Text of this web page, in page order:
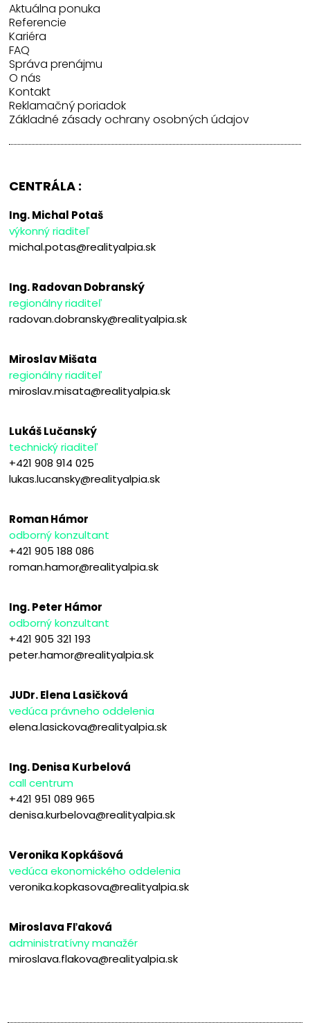
Aktuálna ponuka
Referencie
Kariéra
FAQ
Správa prenájmu
O nás
Kontakt
Reklamačný poriadok
Základné zásady ochrany osobných údajov
CENTRÁLA :
Ing. Michal Potaš
výkonný riaditeľ
michal.potas@realityalpia.sk
Ing. Radovan Dobranský
regionálny riaditeľ
radovan.dobransky@realityalpia.sk
Miroslav Mišata
regionálny riaditeľ
miroslav.misata@realityalpia.sk
Lukáš Lučanský
technický riaditeľ
+421 908 914 025
lukas.lucansky@realityalpia.sk
Roman Hámor
odborný konzultant
+421 905 188 086
roman.hamor@realityalpia.sk
Ing. Peter Hámor
odborný konzultant
+421 905 321 193
peter.hamor@realityalpia.sk
JUDr. Elena Lasičková
vedúca právneho oddelenia
elena.lasickova@realityalpia.sk
Ing. Denisa Kurbelová
call centrum
+421 951 089 965
denisa.kurbelova@realityalpia.sk
Veronika Kopkášová
vedúca ekonomického oddelenia
veronika.kopkasova@realityalpia.sk
Miroslava Fľaková
administratívny manažér
miroslava.flakova@realityalpia.sk